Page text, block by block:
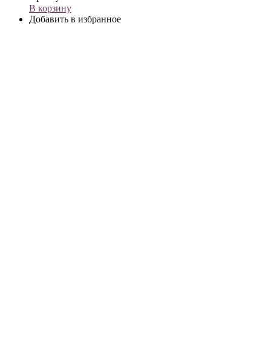
В корзину
Добавить в избранное